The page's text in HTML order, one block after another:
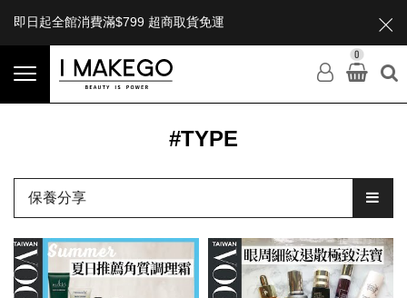
即日起全館消費滿$799 超商取貨免運
0
#TYPE
保養分享